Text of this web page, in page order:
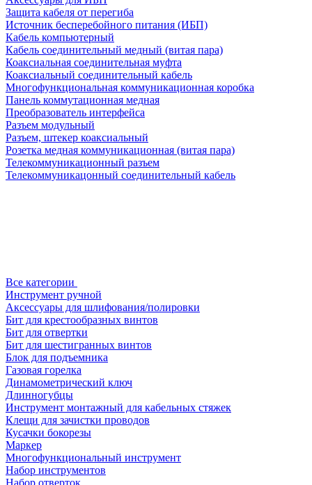
Защита кабеля от перегиба
Источник бесперебойного питания (ИБП)
Кабель компьютерный
Кабель соединительный медный (витая пара)
Коаксиальная соединительная муфта
Коаксиальный соединительный кабель
Многофункциональная коммуникационная коробка
Панель коммутационная медная
Преобразователь интерфейса
Разъем модульный
Разъем, штекер коаксиальный
Розетка медная коммуникационная (витая пара)
Телекоммуникационный разъем
Телекоммуникацонный соединительный кабель
Все категории
Инструмент ручной
Аксессуары для шлифования/полировки
Бит для крестообразных винтов
Бит для отвертки
Бит для шестигранных винтов
Блок для подъемника
Газовая горелка
Динамометрический ключ
Длинногубцы
Инструмент монтажный для кабельных стяжек
Клещи для зачистки проводов
Кусачки бокорезы
Маркер
Многофункциональный инструмент
Набор инструментов
Набор отверток